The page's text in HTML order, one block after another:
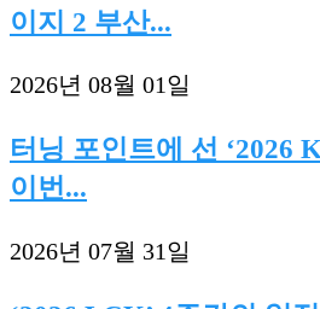
이지 2 부산...
2026년 08월 01일
터닝 포인트에 선 ‘2026
이번...
2026년 07월 31일